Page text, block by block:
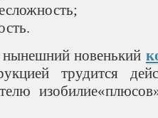
новенький
трудится